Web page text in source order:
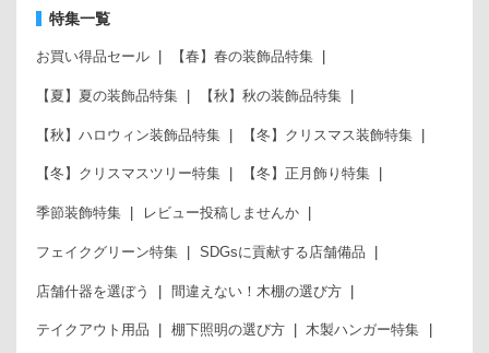
特集一覧
お買い得品セール 【春】春の装飾品特集
【夏】夏の装飾品特集 【秋】秋の装飾品特集
【秋】ハロウィン装飾品特集 【冬】クリスマス装飾特集
【冬】クリスマスツリー特集 【冬】正月飾り特集
季節装飾特集 レビュー投稿しませんか
フェイクグリーン特集 SDGsに貢献する店舗備品
店舗什器を選ぼう 間違えない！木棚の選び方
テイクアウト用品 棚下照明の選び方 木製ハンガー特集